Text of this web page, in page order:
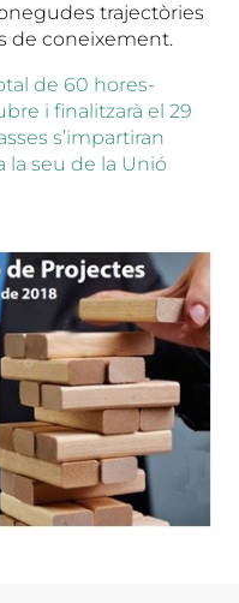
trajectòries
de coneixement.
de 60 hores-
i finalitzarà el 29
s’impartiran
la seu de la Unió